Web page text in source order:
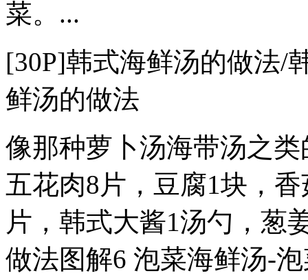
菜。...
[30P]韩式海鲜汤的做法/
鲜汤的做法
像那种萝卜汤海带汤之
五花肉8片，豆腐1块，
片，韩式大酱1汤勺，葱
做法图解6 泡菜海鲜汤-